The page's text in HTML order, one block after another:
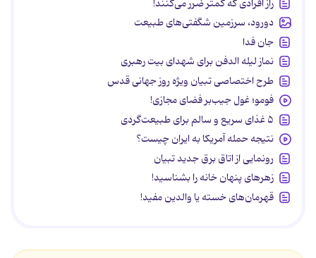
دورود، سرزمین شگفتی‌های طبیعت
جان فدا
نماز لیله الدفن برای شهدای بیت رهبری
طرح اختصاصی تبیان ویژه روز جهانی قدس
فومو؛ غول جیب‌بر فضای مجازی!
۵ غذای سریع و سالم برای طبیعت‌گردی
نتیجه حمله آمریکا به ایران چیست؟
رونمایی از اتاق برق جدید تبیان
زهرهای پنهان خانه را بشناسید!
قهرمان‌های خسته یا والدین مفید!